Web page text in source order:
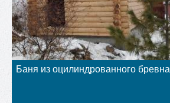
Баня из оцилиндрованного бревна